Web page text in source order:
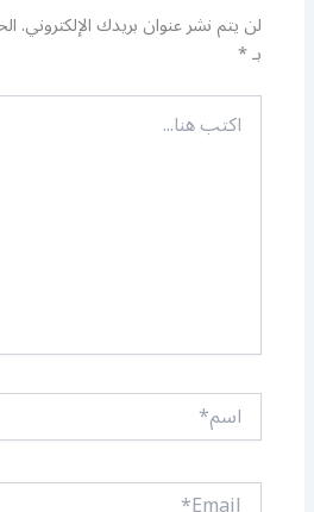
لن يتم نشر عنوان بريدك الإلكتروني.
بـ*
اكتب
هنا...
اسم*
Email*